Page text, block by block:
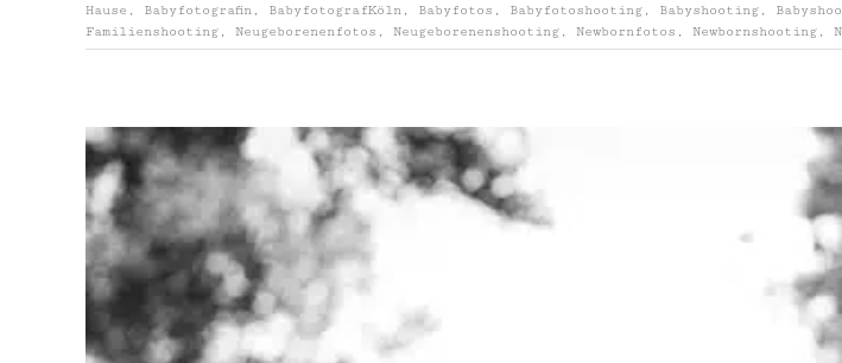
Hause , Babyfotografin , BabyfotografKöln , Babyfotos , Babyfotoshooting , Babyshooting ,
Familienshooting , Neugeborenenfotos , Neugeborenenshooting , Newbornfotos , Newbornshooting ,